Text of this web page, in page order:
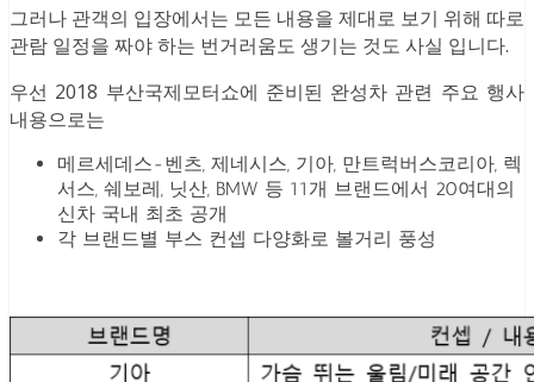
그러나 관객의 입장에서는 모든 내용을 제대로 보기 위해 따로
관람 일정을 짜야 하는 번거러움도 생기는 것도 사실 입니다.
우선 2018 부산국제모터쇼에 준비된 완성차 관련 주요 행사
내용으로는
메르세데스-벤츠, 제네시스, 기아, 만트럭버스코리아, 렉
서스, 쉐보레, 닛산, BMW 등 11개 브랜드에서 20여대의
신차 국내 최초 공개
각 브랜드별 부스 컨셉 다양화로 볼거리 풍성